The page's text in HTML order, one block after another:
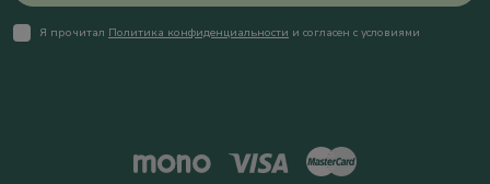
Я прочитал Политика конфиденциальности и согласен с условиями